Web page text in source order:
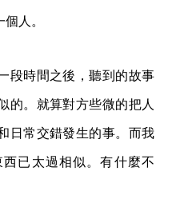
人。
段時間之後，聽到的故事
的。就算對方些微的把人
日常交錯發生的事。而我
已太過相似。有什麼不